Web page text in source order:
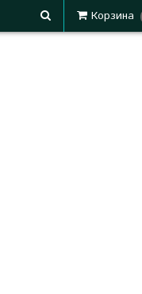
Корзина